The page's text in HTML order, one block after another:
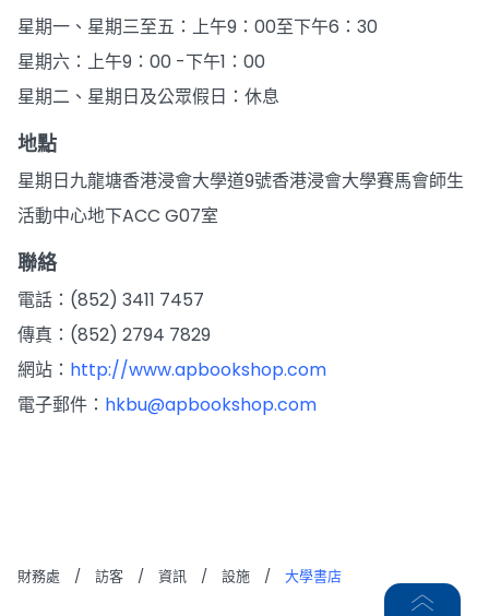
星期一、星期三至五：上午9：00至下午6：30
星期六：上午9：00 -下午1：00
星期二、星期日及公眾假日：休息
地點
星期日九龍塘香港浸會大學道9號香港浸會大學賽馬會師生
活動中心地下ACC G07室
聯絡
電話：(852) 3411 7457
傳真：(852) 2794 7829
網站： http://www.apbookshop.com
電子郵件： hkbu@apbookshop.com
財務處 / 訪客 / 資訊 / 設施 / 大學書店